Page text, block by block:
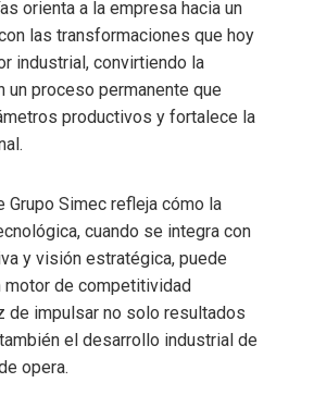
orienta a la empresa hacia un
las transformaciones que hoy
industrial, convirtiendo la
un proceso permanente que
productivos y fortalece la
Grupo Simec refleja cómo la
cuando se integra con
y visión estratégica, puede
motor de competitividad
de impulsar no solo resultados
el desarrollo industrial de
opera.